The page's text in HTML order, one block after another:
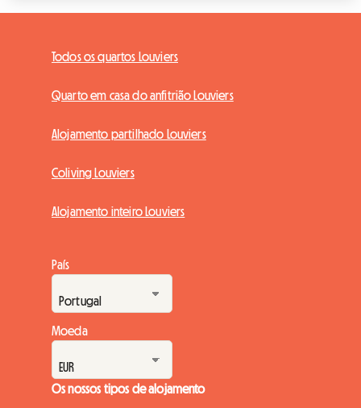
Todos os quartos Louviers
Quarto em casa do anfitrião Louviers
Alojamento partilhado Louviers
Coliving Louviers
Alojamento inteiro Louviers
País
Moeda
Os nossos tipos de alojamento